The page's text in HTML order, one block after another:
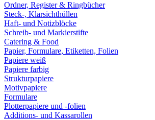
Ordner, Register & Ringbücher
Steck-, Klarsichthüllen
Haft- und Notizblöcke
Schreib- und Markierstifte
Catering & Food
Papier, Formulare, Etiketten, Folien
Papiere weiß
Papiere farbig
Strukturpapiere
Motivpapiere
Formulare
Plotterpapiere und -folien
Additions- und Kassarollen